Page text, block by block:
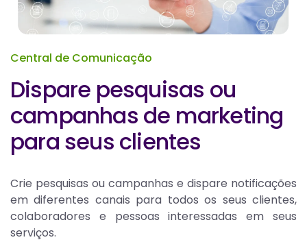
Central de Comunicação
Dispare pesquisas ou
campanhas de marketing
para seus clientes
Crie pesquisas ou campanhas e dispare notificações
em diferentes canais para todos os seus clientes,
colaboradores e pessoas interessadas em seus
serviços.